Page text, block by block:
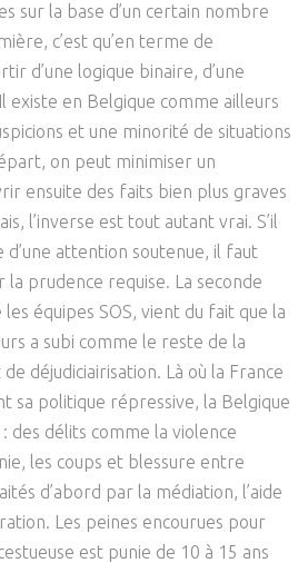
sur la base d’un certain nombre
c’est qu’en terme de
d’une logique binaire, d’une
existe en Belgique comme ailleurs
et une minorité de situations
on peut minimiser un
ensuite des faits bien plus graves
l’inverse est tout autant vrai. S’il
attention soutenue, il faut
prudence requise. La seconde
équipes SOS, vient du fait que la
a subi comme le reste de la
déjudiciairisation. Là où la France
sa politique répressive, la Belgique
des délits comme la violence
les coups et blessure entre
d’abord par la médiation, l’aide
Les peines encourues pour
est punie de 10 à 15 ans